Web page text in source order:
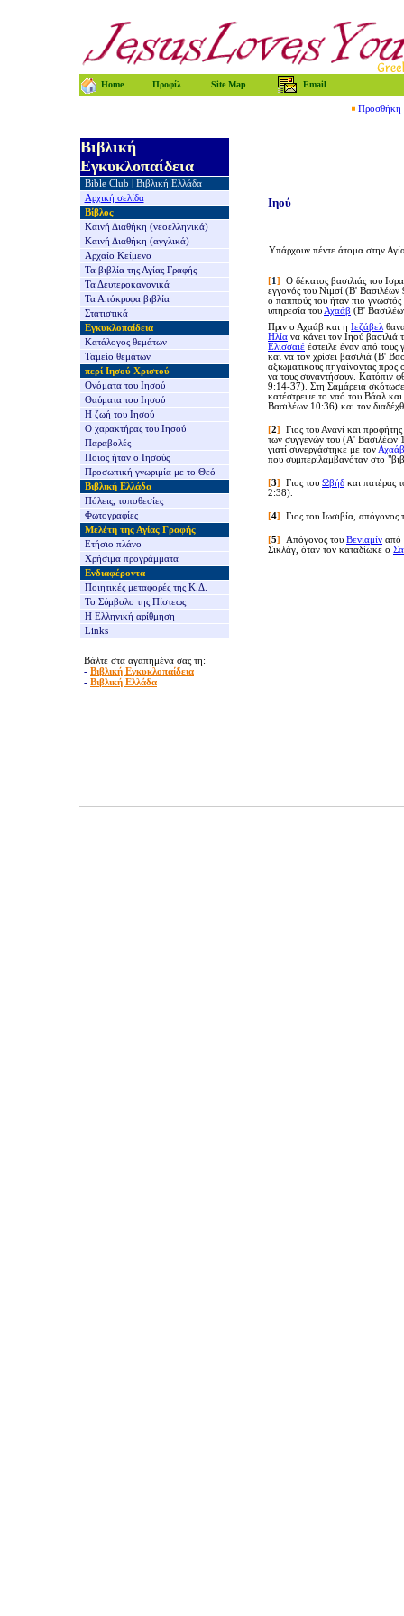
Home Προφίλ Site Map Email
Προσθήκη
Βιβλική
Εγκυκλοπαίδεια
Bible Club
Βιβλική Ελλάδα
Αρχική σελίδα
Βίβλος
Καινή Διαθήκη (νεοελληνικά)
Καινή Διαθήκη (αγγλικά)
Αρχαίο Κείμενο
Τα βιβλία τηςΑγίας Γραφής
Τα Δευτεροκανονικά
Τα Απόκρυφα βιβλία
Στατιστικά
Εγκυκλοπαίδεια
Κατάλογος θεμάτων
Ταμείο θεμάτων
περί Ιησού Χριστού
Ονόματα του Ιησού
Θαύματα του Ιησού
Η ζωή του Ιησού
Ο χαρακτήρας του Ιησού
Παραβολές
Ποιος ήταν ο Ιησούς
Προσωπική γνωριμία με το Θεό
Βιβλική Ελλάδα
Πόλεις, τοποθεσίες
Φωτογραφίες
Μελέτη της Αγίας Γραφής
Ετήσιο πλάνο
Χρήσιμα προγράμματα
Ενδιαφέροντα
Ποιητικές μεταφορές της Κ.Δ.
Το Σύμβολο της Πίστεως
Η Ελληνική αρίθμηση
Links
Βάλτε στα αγαπημένα σας τη:
- Βιβλική Εγκυκλοπαίδεια
- Βιβλική Ελλάδα
Ιηού
Υπάρχουν πέντε άτομα στην
[1 ]
Ο δέκατος βασιλιάς του
εγγονός του Νιμσί (Β' Βασιλέων
ο παππούς του ήταν πιο
υπηρεσία του Αχαάβ (Β'
Πριν ο Αχαάβ και η Ιεζάβελ
Ηλία να κάνει τον Ιηού
Ελισσαιέ έστειλε έναν από
και να τον χρίσει βασιλιά (Β'
αξιωματικούς πηγαίνοντας
να τους συναντήσουν. Κατόπιν
9:14-37). Στη Σαμάρεια
κατέστρεψε το ναό του Βάαλ
Βασιλέων 10:36) και τον
[2]
Γιος του Ανανί και
των συγγενών του (Α' Βασιλέων
γιατί συνεργάστηκε με τον Αχαάβ
που συμπεριλαμβανόταν στο
[3] Γιος του Ωβήδ και πατέρας
2:38).
[4] Γιος του Ιωσιβία, απόγονος
[5] Απόγονος του Βενιαμίν από
Σικλάγ, όταν τον καταδίωκε ο